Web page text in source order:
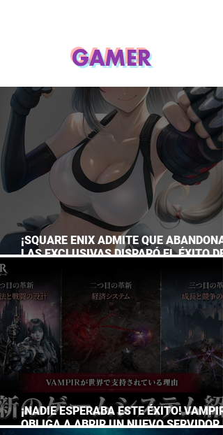
GAMER
¡SQUARE ENIX ADMITE QUE
LAS EXCLUSIVAS DISPARÓ EL ÉXITO DE
¡NADIE ESPERABA ESTE ÉXITO! VAMPIR
OBLIGA A ABRIR UN NUEVO SERVIDOR